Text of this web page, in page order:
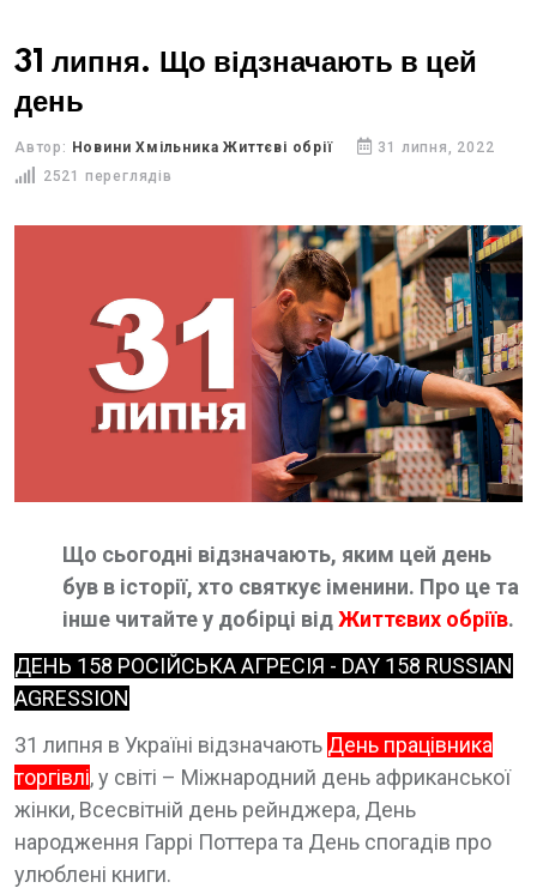
31 липня. Що відзначають в цей
день
Автор: Новини Хмільника Життєві обрії
31 липня, 2022
2521 переглядів
Що сьогодні відзначають, яким цей день
був в історії, хто святкує іменини. Про це та
інше читайте у добірці відЖиттєвих обріїв.
ДЕНЬ 158 РОСІЙСЬКА АГРЕСІЯ - DAY 158 RUSSIAN
AGRESSION
31 липня в Україні відзначають День працівника
торгівлі, у світі – Міжнародний день африканської
жінки, Всесвітній день рейнджера, День
народження Гаррі Поттера та День спогадів про
улюблені книги.